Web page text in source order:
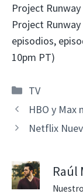
Project
Project
episodios,
10pm PT)
Categorías
TV
HBO y Max
Netflix
Raúl